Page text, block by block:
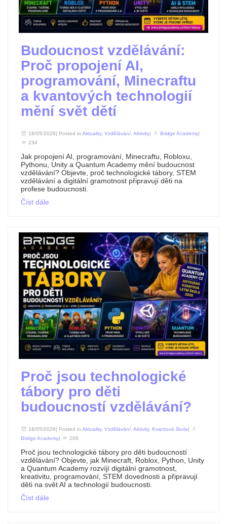
Budoucnost vzdělávání:
Proč propojení AI,
programování, Minecraftu
a kvantových technologií
mění svět dětí
18/05/2026| Posted in Aktuality, Vzdělávání, Aktivity Bridge Academy
234
Jak propojení AI, programování, Minecraftu, Robloxu,
Pythonu, Unity a Quantum Academy mění budoucnost
vzdělávání? Objevte, proč technologické tábory, STEM
vzdělávání a digitální gramotnost připravují děti na
profese budoucnosti.
Číst dále
Proč jsou technologické
tábory pro děti
budoucností vzdělávání?
18/05/2026| Posted in Aktuality, Vzdělávání, Aktivity, Kvantová škola
Bridge Academy
206
Proč jsou technologické tábory pro děti budoucností
vzdělávání? Objevte, jak Minecraft, Roblox, Python, Unity
a Quantum Academy rozvíjí digitální gramotnost,
kreativitu, programování, STEM dovednosti a připravují
děti na svět AI a technologií budoucnosti.
Číst dále